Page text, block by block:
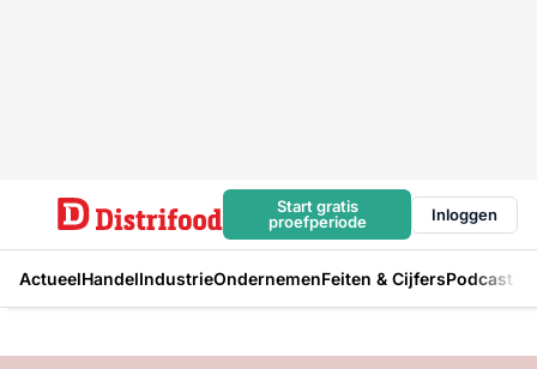
Start gratis
proefperiode
Inloggen
ActueelHandelIndustrieOndernemenFeiten & CijfersPodcast